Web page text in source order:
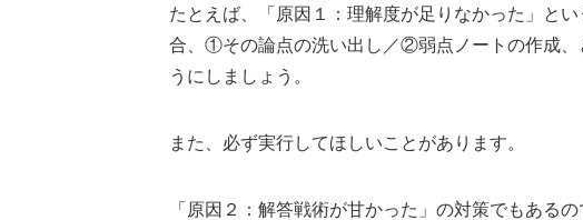
たとえば、「原因１：理解度が足りなかった」と
合、①その論点の洗い出し／②弱点ノートの作成、
うにしましょう。
また、必ず実行してほしいことがあります。
「原因２：解答戦術が甘かった」の対策でもあるの